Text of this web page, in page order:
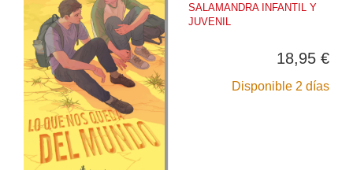
SALAMANDRA INFANTIL Y
JUVENIL
18,95 €
Disponible 2 días